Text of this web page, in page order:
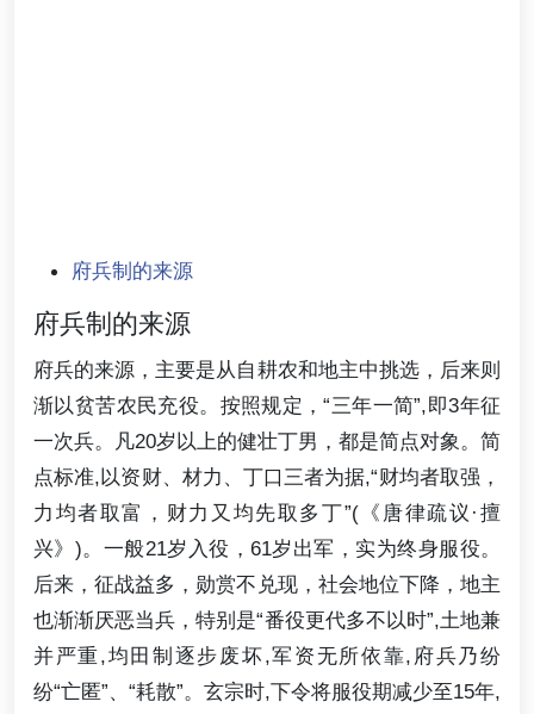
府兵制的来源
府兵制的来源
府兵的来源，主要是从自耕农和地主中挑选，后来则
渐以贫苦农民充役。按照规定，“三年一简”,即3年征
一次兵。凡20岁以上的健壮丁男，都是简点对象。简
点标准,以资财、材力、丁口三者为据,“财均者取强，
力均者取富，财力又均先取多丁”(《唐律疏议·擅
兴》)。一般21岁入役，61岁出军，实为终身服役。
后来，征战益多，勋赏不兑现，社会地位下降，地主
也渐渐厌恶当兵，特别是“番役更代多不以时”,土地兼
并严重,均田制逐步废坏,军资无所依靠,府兵乃纷
纷“亡匿”、“耗散”。玄宗时,下令将服役期减少至15年,